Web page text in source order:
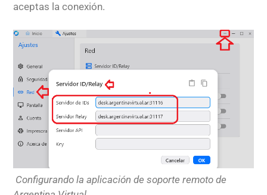
aceptas la conexión.
Configurando la aplicación de soporte remoto de